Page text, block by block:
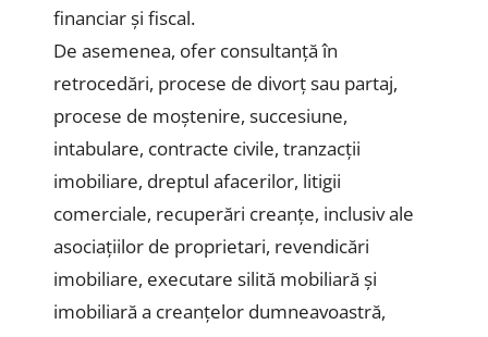
financiar și fiscal.
De asemenea, ofer consultanță în
retrocedări, procese de divorț sau partaj,
procese de moștenire, succesiune,
intabulare, contracte civile, tranzacții
imobiliare, dreptul afacerilor, litigii
comerciale, recuperări creanțe, inclusiv ale
asociațiilor de proprietari, revendicări
imobiliare, executare silită mobiliară și
imobiliară a creanțelor dumneavoastră,